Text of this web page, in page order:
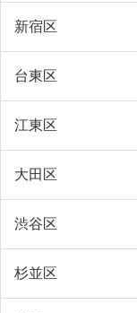
新宿区
台東区
江東区
大田区
渋谷区
杉並区